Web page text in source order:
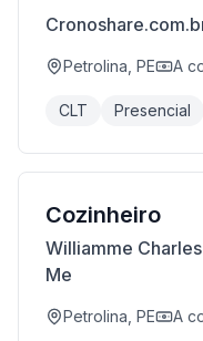
Petrolina, PE A
CLT Presencial
Cozinheiro
Williamme
Me
Petrolina, PE A